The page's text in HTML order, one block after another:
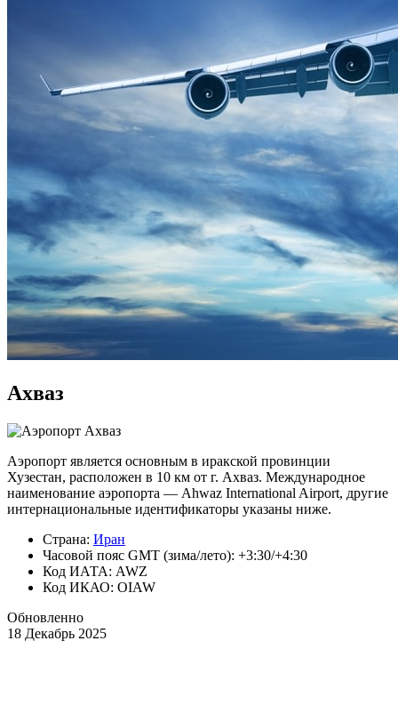
Ахваз
Аэропорт является основным в иракской провинции
Хузестан, расположен в 10 км от г. Ахваз. Международное
наименование аэропорта — Ahwaz International Airport, другие
интернациональные идентификаторы указаны ниже.
Страна: Иран
Часовой пояс GMT (зима/лето): +3:30/+4:30
Код ИАТА: AWZ
Код ИКАО: OIAW
Обновленно
18 Декабрь 2025